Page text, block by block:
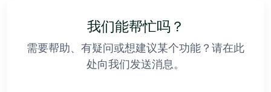
我们能帮忙吗？
需要帮助、有疑问或想建议某个功能？请在此
处向我们发送消息。